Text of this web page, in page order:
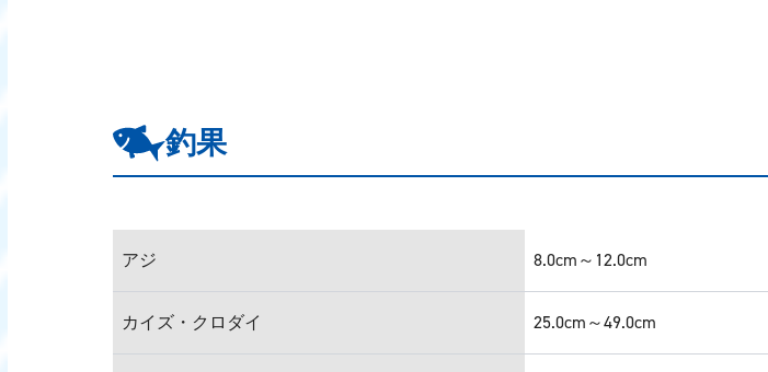
釣果
アジ 8.0cm～12.0cm
カイズ・クロダイ 25.0cm～49.0cm